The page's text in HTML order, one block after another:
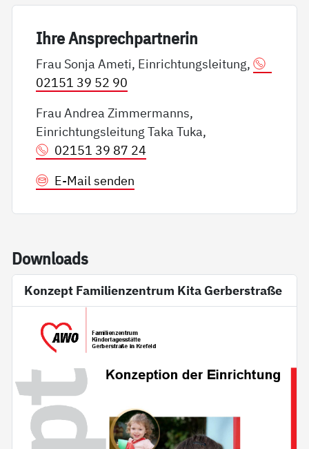
Ih­re An­sp­rech­part­ne­rin
Frau Sonja Ameti, Einrichtungsleitung,
02151 39 52 90
Frau Andrea Zimmermanns,
Einrichtungsleitung Taka Tuka,
02151 39 87 24
E-Mail senden
Down­loads
Konzept Familienzentrum Kita Gerberstraße